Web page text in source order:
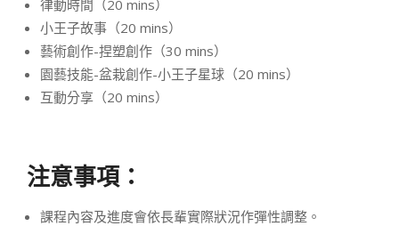
律動時間（20 mins）
小王子故事（20 mins）
藝術創作-捏塑創作（30 mins）
園藝技能-盆栽創作-小王子星球（20 mins）
互動分享（20 mins）
注意事項：
課程內容及進度會依長輩實際狀況作彈性調整。